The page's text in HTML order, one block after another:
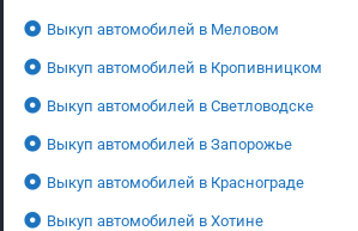
Выкуп автомобилей в Меловом
Выкуп автомобилей в Кропивницком
Выкуп автомобилей в Светловодске
Выкуп автомобилей в Запорожье
Выкуп автомобилей в Краснограде
Выкуп автомобилей в Хотине